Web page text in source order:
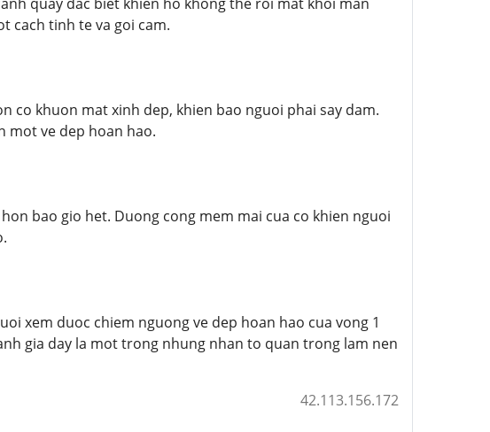
cach tinh te va goi cam.
co khuon mat xinh dep, khien bao nguoi phai say dam.
mot ve dep hoan hao.
bao gio het. Duong cong mem mai cua co khien nguoi
xem duoc chiem nguong ve dep hoan hao cua vong 1
gia day la mot trong nhung nhan to quan trong lam nen
42.113.156.172